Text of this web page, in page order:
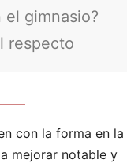
gimnasio?
respecto
con la forma en la
mejorar notable y